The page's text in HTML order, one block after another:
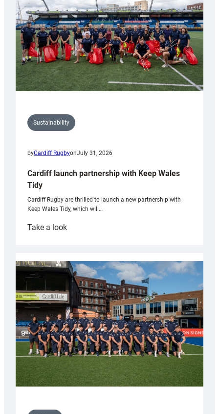
Anniversary
Grogg
Sustainability
byCardiff RugbyonJuly 31, 2026
Cardiff launch partnership with Keep Wales
Tidy
Cardiff Rugby are thrilled to launch a new partnership with
Keep Wales Tidy, which will…
Take a look:
partnership
with
Keep
Wales
Tidy